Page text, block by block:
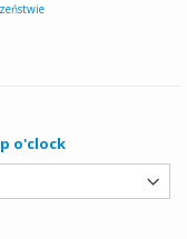
o'clock